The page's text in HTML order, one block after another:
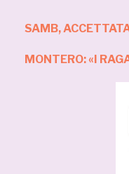
SAMB,
MONTERO: «I